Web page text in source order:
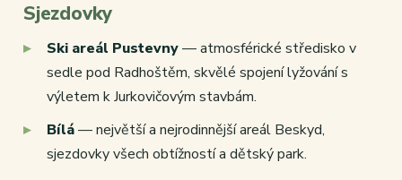
Sjezdovky
Ski areál Pustevny— atmosférické středisko v
sedle pod Radhoštěm, skvělé spojení lyžování s
výletem k Jurkovičovým stavbám.
Bílá— největší a nejrodinnější areál Beskyd,
sjezdovky všech obtížností a dětský park.